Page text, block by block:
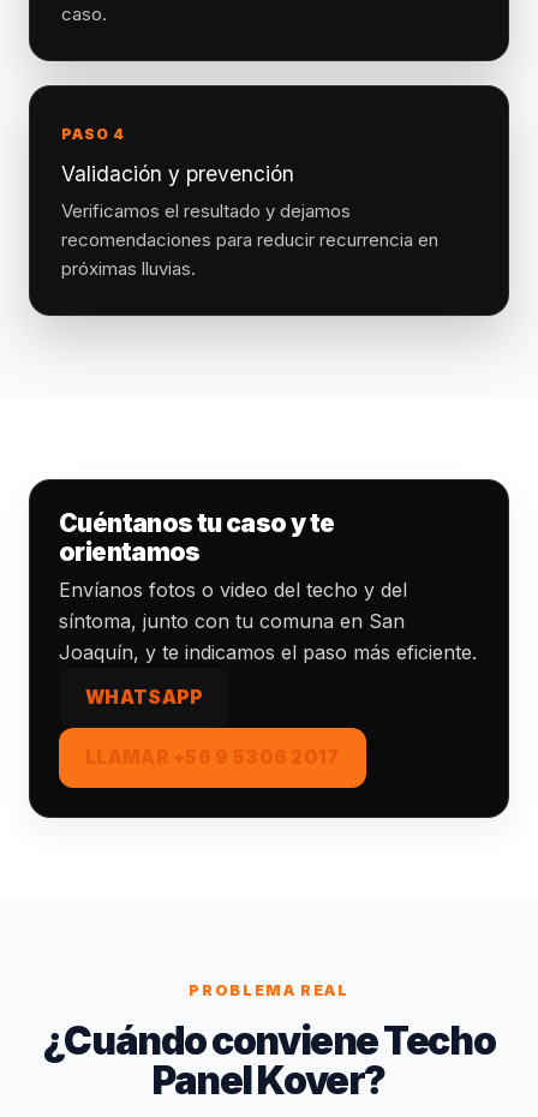
caso.
PASO 4
Validación y prevención
Verificamos el resultado y dejamos
recomendaciones para reducir recurrencia en
próximas lluvias.
Cuéntanos tu caso y te
orientamos
Envíanos fotos o video del techo y del
síntoma, junto con tu comuna en San
Joaquín, y te indicamos el paso más eficiente.
WHATSAPP
LLAMAR +56 9 5306 2017
PROBLEMA REAL
¿Cuándo conviene Techo
Panel Kover?